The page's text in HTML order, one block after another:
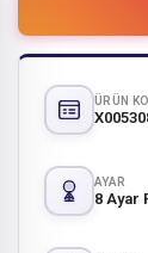
ÜRÜN
AYAR
8 Ayar